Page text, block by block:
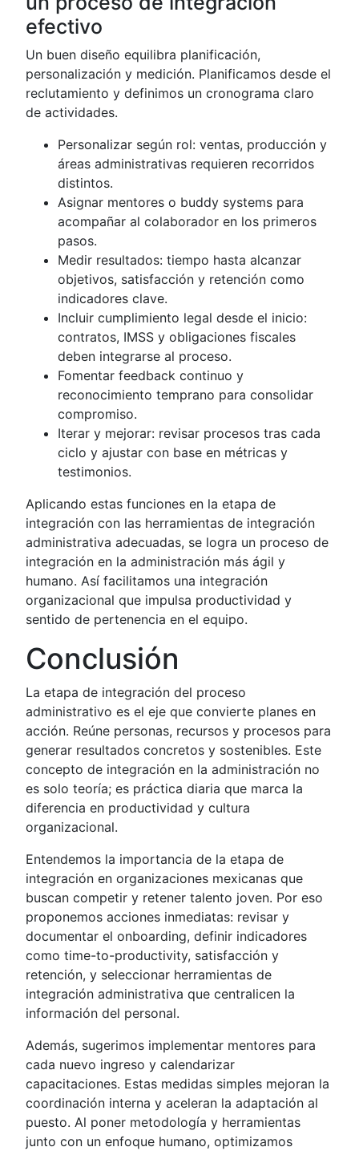
efectivo
Un buen diseño equilibra planificación,
personalización y medición. Planificamos desde el
reclutamiento y definimos un cronograma claro
de actividades.
Personalizar según rol: ventas, producción y
áreas administrativas requieren recorridos
distintos.
Asignar mentores o buddy systems para
acompañar al colaborador en los primeros
pasos.
Medir resultados: tiempo hasta alcanzar
objetivos, satisfacción y retención como
indicadores clave.
Incluir cumplimiento legal desde el inicio:
contratos, IMSS y obligaciones fiscales
deben integrarse al proceso.
Fomentar feedback continuo y
reconocimiento temprano para consolidar
compromiso.
Iterar y mejorar: revisar procesos tras cada
ciclo y ajustar con base en métricas y
testimonios.
Aplicando estas funciones en la etapa de
integración con las herramientas de integración
administrativa adecuadas, se logra un proceso de
integración en la administración más ágil y
humano. Así facilitamos una integración
organizacional que impulsa productividad y
sentido de pertenencia en el equipo.
Conclusión
La etapa de integración del proceso
administrativo es el eje que convierte planes en
acción. Reúne personas, recursos y procesos para
generar resultados concretos y sostenibles. Este
concepto de integración en la administración no
es solo teoría; es práctica diaria que marca la
diferencia en productividad y cultura
organizacional.
Entendemos la importancia de la etapa de
integración en organizaciones mexicanas que
buscan competir y retener talento joven. Por eso
proponemos acciones inmediatas: revisar y
documentar el onboarding, definir indicadores
como time-to-productivity, satisfacción y
retención, y seleccionar herramientas de
integración administrativa que centralicen la
información del personal.
Además, sugerimos implementar mentores para
cada nuevo ingreso y calendarizar
capacitaciones. Estas medidas simples mejoran la
coordinación interna y aceleran la adaptación al
puesto. Al poner metodología y herramientas
junto con un enfoque humano, optimizamos